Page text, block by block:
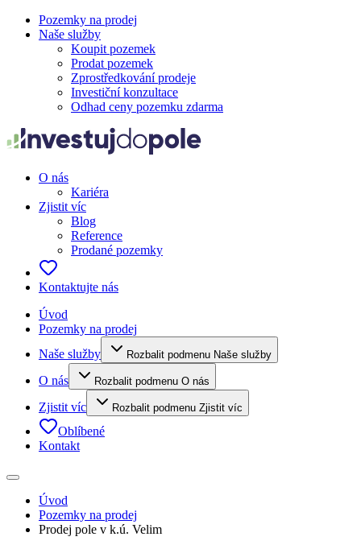
Pozemky na prodej
Naše služby
Koupit pozemek
Prodat pozemek
Zprostředkování prodeje
Investiční konzultace
Odhad ceny pozemku zdarma
O nás
Kariéra
Zjistit víc
Blog
Reference
Prodané pozemky
Kontaktujte nás
Úvod
Pozemky na prodej
Naše služby
Rozbalit podmenu Naše služby
O nás Rozbalit podmenu O nás
Zjistit víc Rozbalit podmenu Zjistit víc
Oblíbené
Kontakt
Úvod
Pozemky na prodej
Prodej pole v k.ú. Velim